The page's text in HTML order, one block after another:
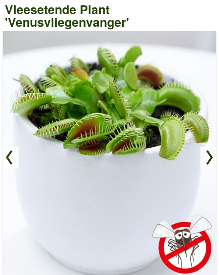
Vleesetende Plant
'Venusvliegenvanger'